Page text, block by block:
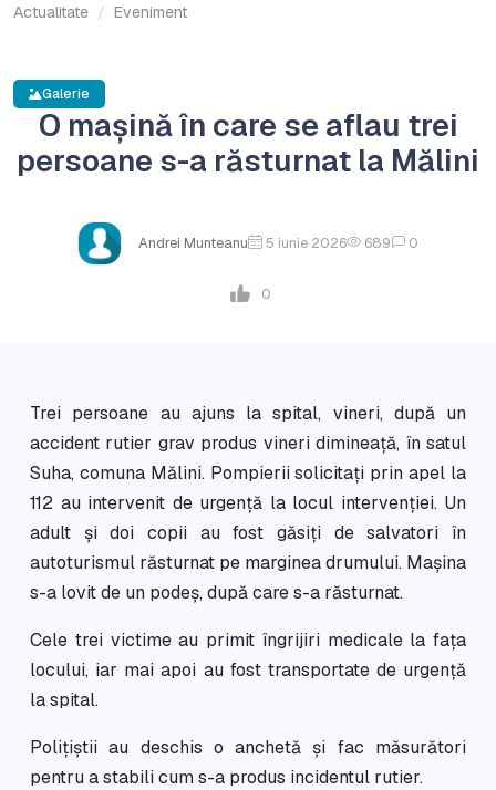
Actualitate Eveniment
Galerie
O mașină în care se aflau trei
persoane s-a răsturnat la Mălini
Andrei Munteanu 5 iunie 2026 689 0
0
Trei persoane au ajuns la spital, vineri, după un
accident rutier grav produs vineri dimineață, în satul
Suha, comuna Mălini. Pompierii solicitați prin apel la
112 au intervenit de urgență la locul intervenției. Un
adult și doi copii au fost găsiți de salvatori în
autoturismul răsturnat pe marginea drumului. Mașina
s-a lovit de un podeș, după care s-a răsturnat.
Cele trei victime au primit îngrijiri medicale la fața
locului, iar mai apoi au fost transportate de urgență
la spital.
Polițiștii au deschis o anchetă și fac măsurători
pentru a stabili cum s-a produs incidentul rutier.